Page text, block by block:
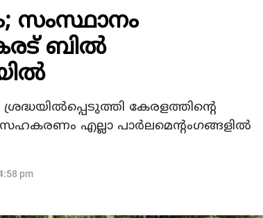
സംസ്ഥാനം
ബിൽ
കേരളത്തിന്റെ
എല്ലാ പാർലമെന്റംഗങ്ങളിൽ
pm